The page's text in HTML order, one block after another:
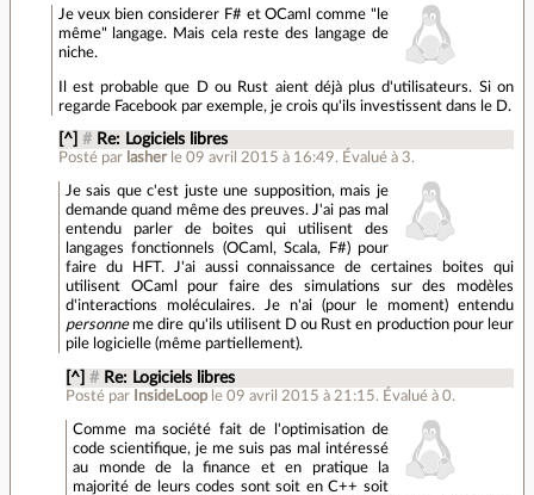
Je veux bien considerer F# et OCaml comme "le
même" langage. Mais cela reste des langage de
niche.
Il est probable que D ou Rust aient déjà plus d'utilisateurs. Si on
regarde Facebook par exemple, je crois qu'ils investissent dans le D.
[^] # Re: Logiciels libres
Posté par lasher le 09 avril 2015 à 16:49.Évalué à 3.
Je sais que c'est juste une supposition, mais je
demande quand même des preuves. J'ai pas mal
entendu parler de boites qui utilisent des
langages fonctionnels (OCaml, Scala, F#) pour
faire du HFT. J'ai aussi connaissance de certaines boites qui
utilisent OCaml pour faire des simulations sur des modèles
d'interactions moléculaires. Je n'ai (pour le moment) entendu
personneme dire qu'ils utilisent D ou Rust en production pour leur
pile logicielle (même partiellement).
[^] # Re: Logiciels libres
Posté par InsideLoop le 09 avril 2015 à 21:15. Évalué à0.
Comme ma société fait de l'optimisation de
code scientifique, je me suis pas mal intéressé
au monde de la finance et en pratique la
majorité de leurs codes sont soit en C++ soit